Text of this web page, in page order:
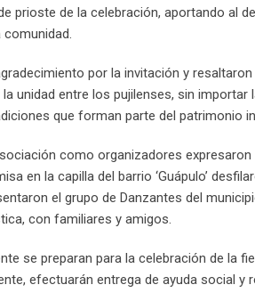
prioste de la celebración, aportando al
por la invitación y
unidad entre los pujilenses, sin
que forman parte del patrimonio
como organizadores
en la capilla del barrio ‘Guápulo’
el grupo de Danzantes del
con familiares y amigos.
se preparan para la celebración de la
efectuarán entrega de ayuda social y